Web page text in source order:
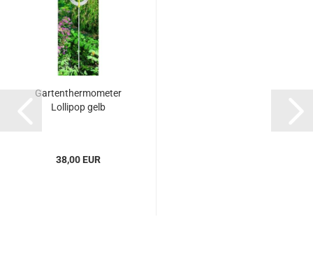
Gartenthermometer
Lollipop gelb
38,00 EUR